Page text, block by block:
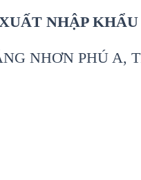
NHẬP KHẨU
NHƠN PHÚ A,